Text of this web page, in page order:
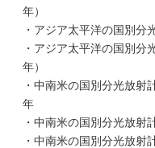
年）
・アジア太平洋の国別分
・アジア太平洋の国別
年）
・中南米の国別分光放射
年
・中南米の国別分光放射
・中南米の国別分光放射